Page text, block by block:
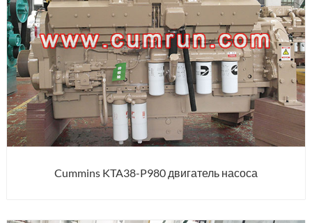
Cummins KTA38-P980 двигатель насоса